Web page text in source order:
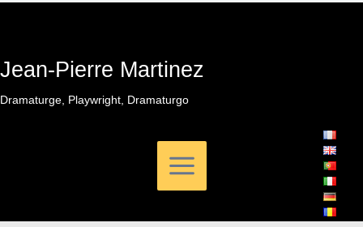
Ir
Jean-Pierre Martinez
Dramaturge, Playwright, Dramaturgo